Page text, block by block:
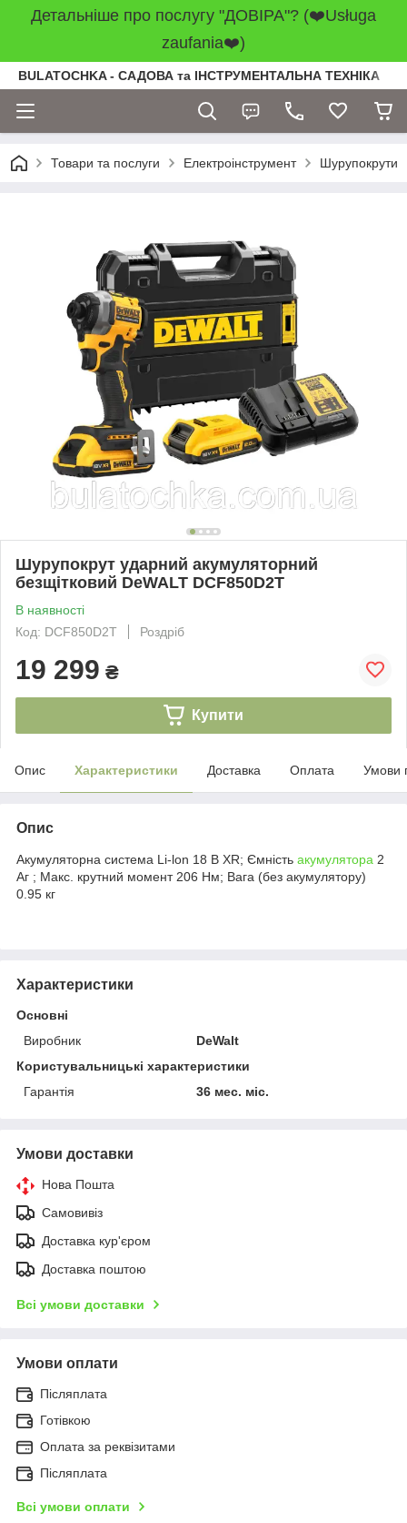
Детальніше про послугу "ДОВІРА"? (❤️Usługa
zaufania❤️)
BULATOCHKA - САДОВА та ІНСТРУМЕНТАЛЬНА ТЕХНІКА
Товари та послуги Електроінструмент Шурупокрути
Шурупокрут ударний акумуляторний
безщітковий DeWALT DCF850D2T
В наявності
Код: DCF850D2T
Роздріб
19 299 ₴
Купити
Опис Характеристики Доставка Оплата Умови
Опис
Акумуляторна система Li-lon 18 В XR; Ємність акумулятора 2
Аг ; Макс. крутний момент 206 Нм; Вага (без акумулятору)
0.95 кг
Характеристики
Основні
Виробник
DeWalt
Користувальницькі характеристики
Гарантія
36 мес. міс.
Умови доставки
Нова Пошта
Самовивіз
Доставка кур'єром
Доставка поштою
Всі умови доставки
Умови оплати
Післяплата
Готівкою
Оплата за реквізитами
Післяплата
Всі умови оплати